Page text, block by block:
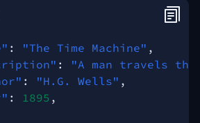
: "The Time Machine" ,
:
"A man travels
: "H.G. Wells" ,
: 1895 ,